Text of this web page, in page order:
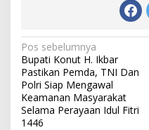
Navigasi
pos
Pos sebelumnya
Bupati Konut H. Ikbar
Pastikan Pemda, TNI Dan
Polri Siap Mengawal
Keamanan Masyarakat
Selama Perayaan Idul Fitri
1446